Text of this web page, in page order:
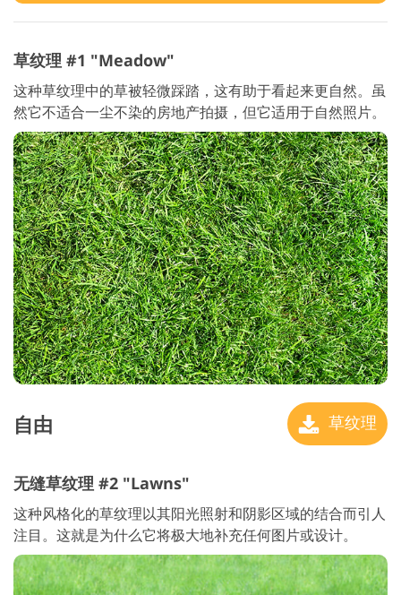
草纹理 #1 "Meadow"
这种草纹理中的草被轻微踩踏，这有助于看起来更自然。虽
然它不适合一尘不染的房地产拍摄，但它适用于自然照片。
自由 草纹理
无缝草纹理 #2 "Lawns"
这种风格化的草纹理以其阳光照射和阴影区域的结合而引人
注目。这就是为什么它将极大地补充任何图片或设计。